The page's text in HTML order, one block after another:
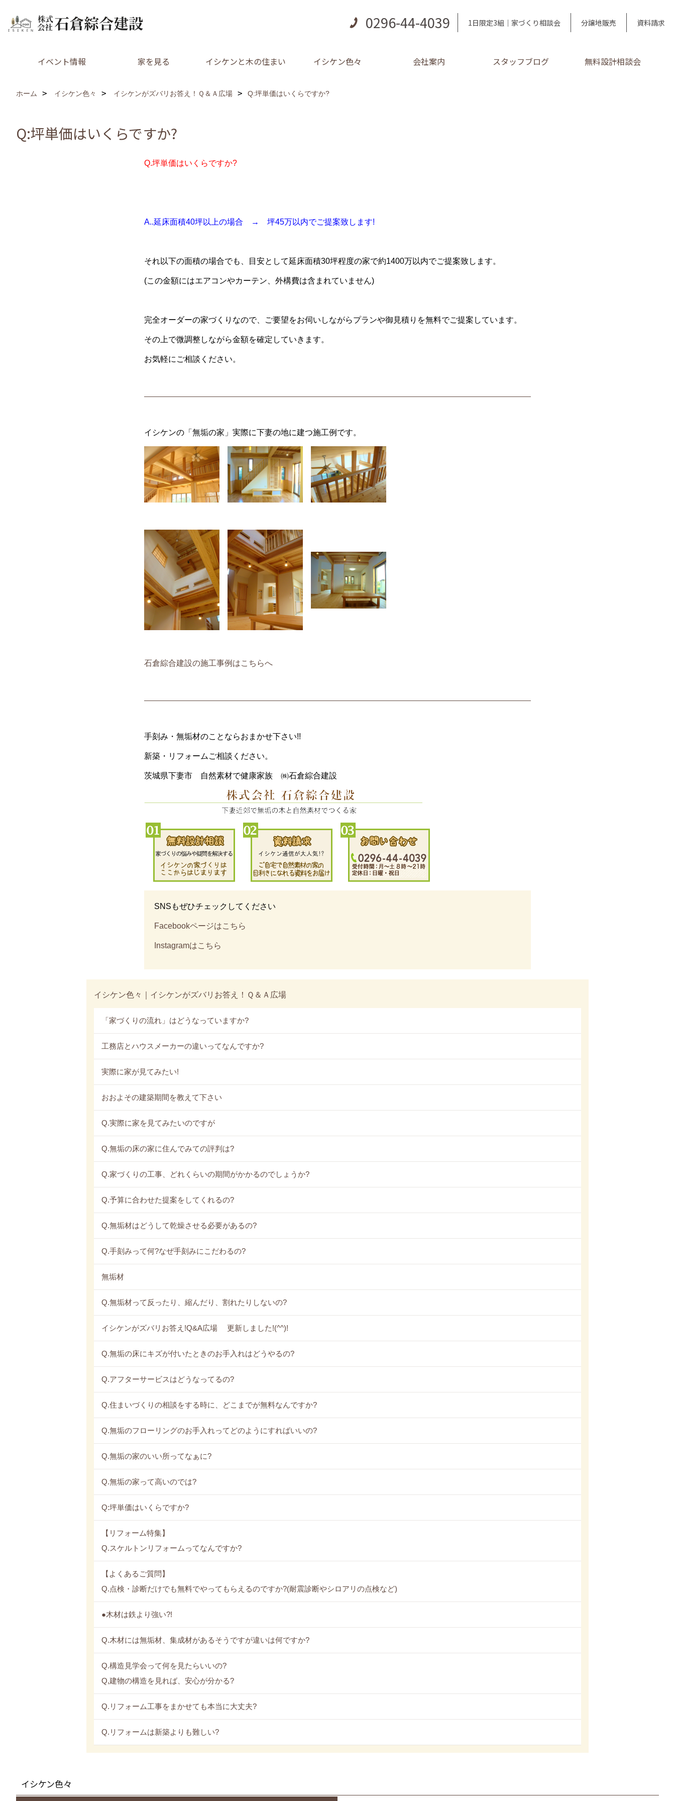
0296-44-4039 1日限定3組｜家づくり相談会 分譲地販売 資料請求
イベント情報 家を見る イシケンと木の住まい イシケン色々 会社案内 スタッフブログ 無料設計相談会
ホーム イシケン色々 イシケンがズバリお答え！Ｑ＆Ａ広場 Q:坪単価はいくらですか?
Q:坪単価はいくらですか?
Q.坪単価はいくらですか?
A..延床面積40坪以上の場合 → 坪45万以内でご提案致します!
それ以下の面積の場合でも、目安として延床面積30坪程度の家で約1400万以内でご提案致します。
(この金額にはエアコンやカーテン、外構費は含まれていません)
完全オーダーの家づくりなので、ご要望をお伺いしながらプランや御見積りを無料でご提案しています。
その上で微調整しながら金額を確定していきます。
お気軽にご相談ください。
イシケンの「無垢の家」実際に下妻の地に建つ施工例です。
石倉綜合建設の施工事例はこちらへ
手刻み・無垢材のことならおまかせ下さい!!
新築・リフォームご相談ください。
茨城県下妻市 自然素材で健康家族 ㈱石倉綜合建設
SNSもぜひチェックしてください
Facebookページはこちら
Instagramはこちら
イシケン色々｜イシケンがズバリお答え！Ｑ＆Ａ広場
「家づくりの流れ」はどうなっていますか?
工務店とハウスメーカーの違いってなんですか?
実際に家が見てみたい!
おおよその建築期間を教えて下さい
Q.実際に家を見てみたいのですが
Q.無垢の床の家に住んでみての評判は?
Q.家づくりの工事、どれくらいの期間がかかるのでしょうか?
Q.予算に合わせた提案をしてくれるの?
Q.無垢材はどうして乾燥させる必要があるの?
Q.手刻みって何?なぜ手刻みにこだわるの?
無垢材
Q.無垢材って反ったり、縮んだり、割れたりしないの?
イシケンがズバリお答え!Q&A広場 更新しました!(^^)!
Q.無垢の床にキズが付いたときのお手入れはどうやるの?
Q.アフターサービスはどうなってるの?
Q.住まいづくりの相談をする時に、どこまでが無料なんですか?
Q.無垢のフローリングのお手入れってどのようにすればいいの?
Q.無垢の家のいい所ってなぁに?
Q.無垢の家って高いのでは?
Q:坪単価はいくらですか?
【リフォーム特集】
Q.スケルトンリフォームってなんですか?
【よくあるご質問】
Q.点検・診断だけでも無料でやってもらえるのですか?(耐震診断やシロアリの点検など)
●木材は鉄より強い?!
Q.木材には無垢材、集成材があるそうですが違いは何ですか?
Q.構造見学会って何を見たらいいの?
Q,建物の構造を見れば、安心が分かる?
Q.リフォーム工事をまかせても本当に大丈夫?
Q.リフォームは新築よりも難しい?
イシケン色々